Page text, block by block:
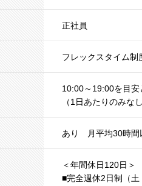
正社員
フレックスタイム制
10:00～19:00を目安
（1日あたりのみな
あり 月平均30時間
＜年間休日120日＞
■完全週休2日制（土